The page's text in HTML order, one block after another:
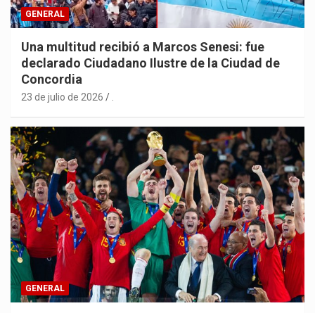
GENERAL
Una multitud recibió a Marcos Senesi: fue
declarado Ciudadano Ilustre de la Ciudad de
Concordia
23 de julio de 2026
GENERAL